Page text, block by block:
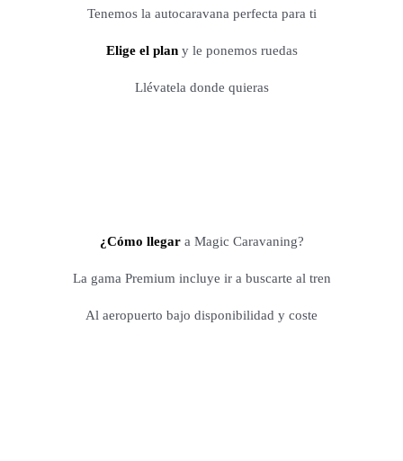
Tenemos la autocaravana perfecta para ti
Elige el plany le ponemos ruedas
Llévatela donde quieras
¿Cómo llegara Magic Caravaning?
La gama Premium incluye ir a buscarte al tren
Al aeropuerto bajo disponibilidad y coste